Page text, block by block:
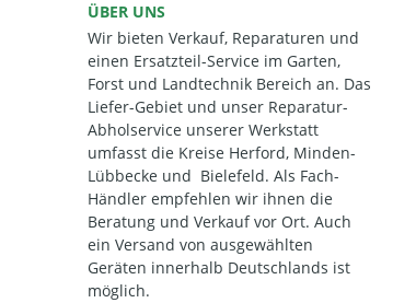
ÜBER UNS
Wir bieten Verkauf, Reparaturen und
einen Ersatzteil-Service im Garten,
Forst und Landtechnik Bereich an. Das
Liefer-Gebiet und unser Reparatur-
Abholservice unserer Werkstatt
umfasst die Kreise Herford, Minden-
Lübbecke und Bielefeld. Als Fach-
Händler empfehlen wir ihnen die
Beratung und Verkauf vor Ort. Auch
ein Versand von ausgewählten
Geräten innerhalb Deutschlands ist
möglich.